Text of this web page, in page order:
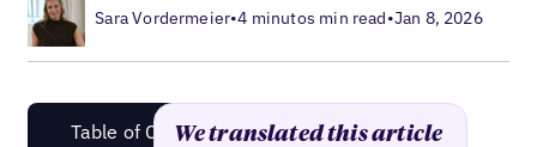
Sara Vordermeier•4 minutos min read•Jan 8, 2026
Table of ContentWe translated this article